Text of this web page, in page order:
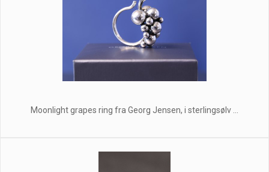
Moonlight grapes ring fra Georg Jensen, i sterlingsølv ...